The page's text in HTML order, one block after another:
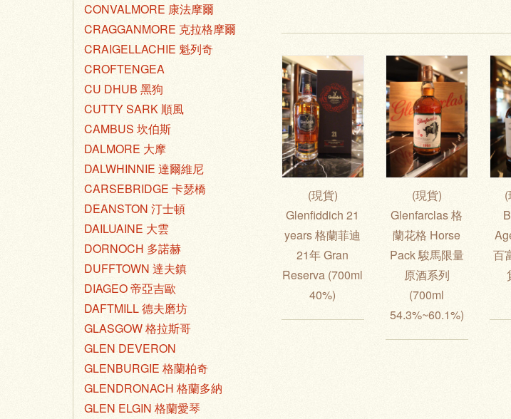
CONVALMORE 康法摩爾
CRAGGANMORE 克拉格摩爾
CRAIGELLACHIE 魁列奇
CROFTENGEA
CU DHUB 黑狗
CUTTY SARK 順風
CAMBUS 坎伯斯
DALMORE 大摩
DALWHINNIE 達爾維尼
CARSEBRIDGE 卡瑟橋
DEANSTON 汀士頓
DAILUAINE 大雲
DORNOCH 多諾赫
DUFFTOWN 達夫鎮
DIAGEO 帝亞吉歐
DAFTMILL 德夫磨坊
GLASGOW 格拉斯哥
GLEN DEVERON
GLENBURGIE 格蘭柏奇
GLENDRONACH 格蘭多納
GLEN ELGIN 格蘭愛琴
(現貨)
Glenfiddich 21
years 格蘭菲迪
21年 Gran
Reserva (700ml
40%)
(現貨)
Glenfarclas 格
蘭花格 Horse
Pack 駿馬限量
原酒系列
(700ml
54.3%~60.1%)
百